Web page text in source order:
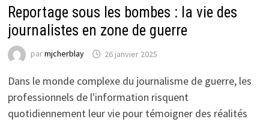
Reportage sous les bombes : la vie des
journalistes en zone de guerre
parmjcherblay 26 janvier 2025
Dans le monde complexe du journalisme de guerre, les
professionnels de l'information risquent
quotidiennement leur vie pour témoigner des réalités